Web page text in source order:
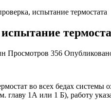
испытание термостата
Просмотров 356
во всех бедах
главу 1А или 1 Б), работу